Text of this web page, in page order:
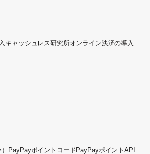
キャッシュレス研究所オンライン決済の導入
PayPayポイントコード PayPayポイントAPI